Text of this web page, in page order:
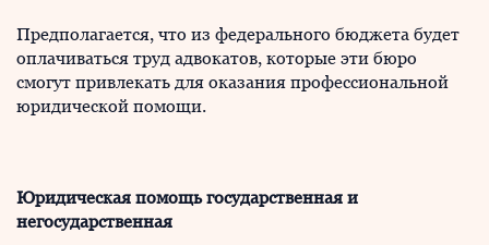
Предполагается, что из федерального бюджета будет
оплачиваться труд адвокатов, которые эти бюро
смогут привлекать для оказания профессиональной
юридической помощи.
Юридическая помощь государственная и
негосударственная